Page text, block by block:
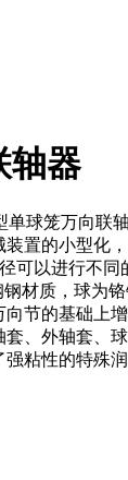
轴器
单球笼万向联
置的小型化
可以进行不同
材质，球为
节的基础上
、外轴套、
粘性的特殊